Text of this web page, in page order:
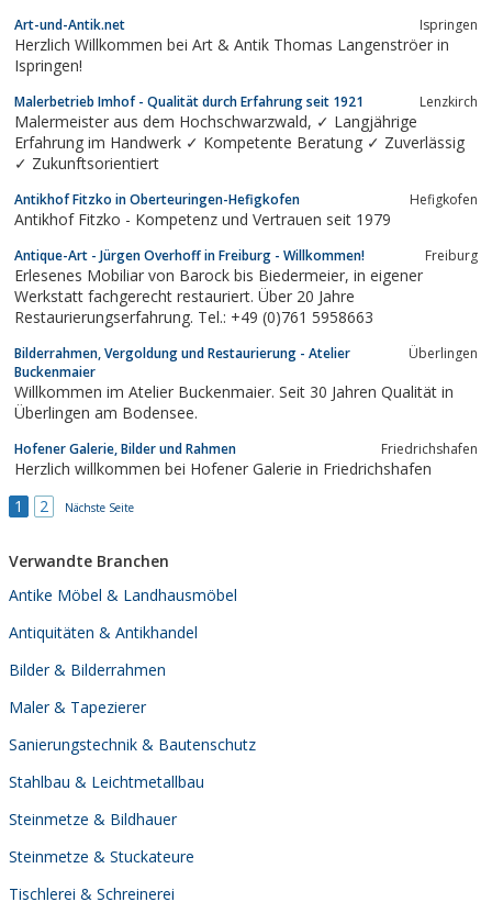
Art-und-Antik.net Ispringen
Herzlich Willkommen bei Art & Antik Thomas Langenströer in
Ispringen!
Malerbetrieb Imhof - Qualität durch Erfahrung seit 1921 Lenzkirch
Malermeister aus dem Hochschwarzwald, ✓ Langjährige
Erfahrung im Handwerk ✓ Kompetente Beratung ✓ Zuverlässig
✓ Zukunftsorientiert
Antikhof Fitzko in Oberteuringen-Hefigkofen Hefigkofen
Antikhof Fitzko - Kompetenz und Vertrauen seit 1979
Antique-Art - Jürgen Overhoff in Freiburg - Willkommen! Freiburg
Erlesenes Mobiliar von Barock bis Biedermeier, in eigener
Werkstatt fachgerecht restauriert. Über 20 Jahre
Restaurierungserfahrung. Tel.: +49 (0)761 5958663
Bilderrahmen, Vergoldung und Restaurierung - Atelier
Buckenmaier
Überlingen
Willkommen im Atelier Buckenmaier. Seit 30 Jahren Qualität in
Überlingen am Bodensee.
Hofener Galerie, Bilder und Rahmen Friedrichshafen
Herzlich willkommen bei Hofener Galerie in Friedrichshafen
1
2 Nächste Seite
Verwandte Branchen
Antike Möbel & Landhausmöbel
Antiquitäten & Antikhandel
Bilder & Bilderrahmen
Maler & Tapezierer
Sanierungstechnik & Bautenschutz
Stahlbau & Leichtmetallbau
Steinmetze & Bildhauer
Steinmetze & Stuckateure
Tischlerei & Schreinerei